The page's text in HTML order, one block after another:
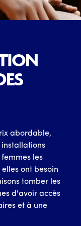
abordable,
les
ont besoin
tomber les
d'avoir accès
et à une